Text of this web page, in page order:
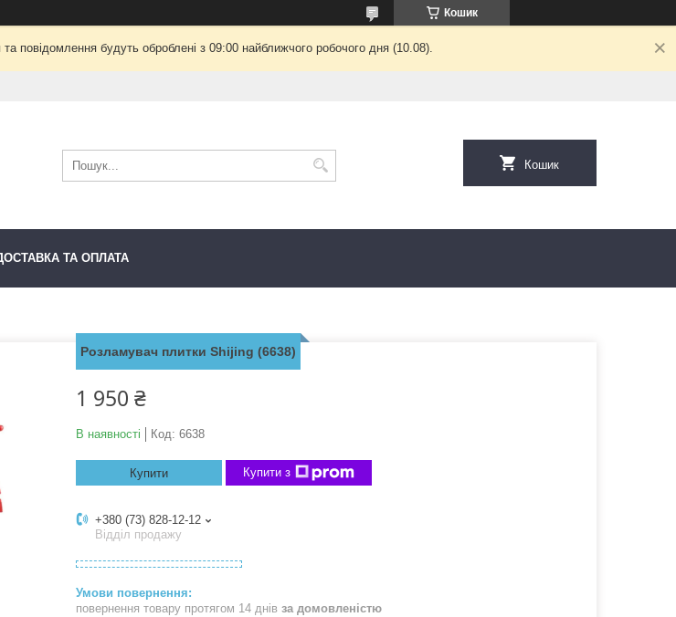
Кошик
повідомлення будуть оброблені з 09:00 найближчого робочого дня (10.08).
Кошик
ТА ОПЛАТА
Розламувач плитки Shijing (6638)
1 950 ₴
В наявності Код: 6638
Купити Купити з
+380 (73) 828-12-12
Відділ продажу
повернення товару протягом 14 днів за домовленістю